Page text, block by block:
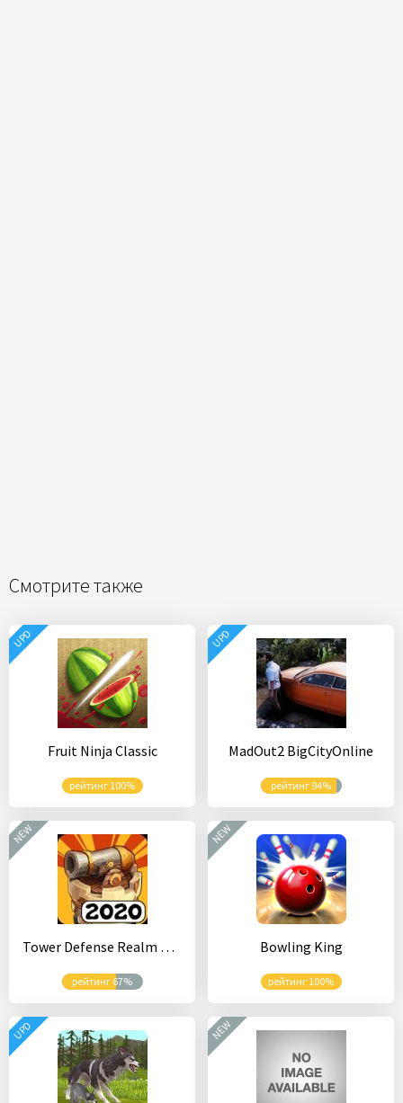
Смотрите также
Fruit Ninja Classic
рейтинг 100%
UPD
MadOut2 BigCityOnline
рейтинг 94%
UPD
Tower Defense Realm King: (Epic TD Strategy)
рейтинг 67%
NEW
Bowling King
рейтинг 100%
NEW
UPD NEW